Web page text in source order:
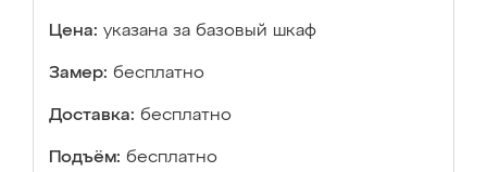
Цена: указана за базовый шкаф
Замер: бесплатно
Доставка: бесплатно
Подъём: бесплатно